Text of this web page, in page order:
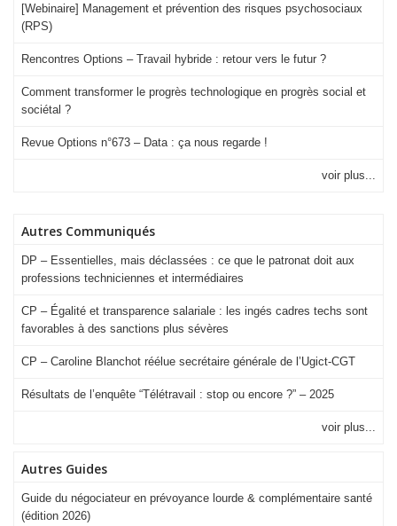
[Webinaire] Management et prévention des risques psychosociaux
(RPS)
Rencontres Options – Travail hybride : retour vers le futur ?
Comment transformer le progrès technologique en progrès social et
sociétal ?
Revue Options n°673 – Data : ça nous regarde !
voir plus...
Autres Communiqués
DP – Essentielles, mais déclassées : ce que le patronat doit aux
professions techniciennes et intermédiaires
CP – Égalité et transparence salariale : les ingés cadres techs sont
favorables à des sanctions plus sévères
CP – Caroline Blanchot réélue secrétaire générale de l’Ugict-CGT
Résultats de l’enquête “Télétravail : stop ou encore ?” – 2025
voir plus...
Autres Guides
Guide du négociateur en prévoyance lourde & complémentaire santé
(édition 2026)